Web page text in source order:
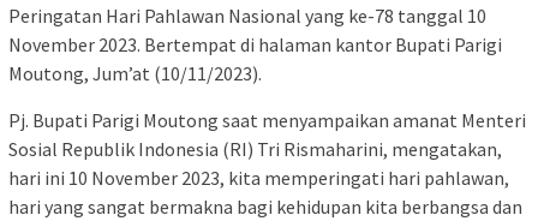
Peringatan Hari Pahlawan Nasional yang ke-78 tanggal 10
November 2023. Bertempat di halaman kantor Bupati Parigi
Moutong, Jum’at (10/11/2023).
Pj. Bupati Parigi Moutong saat menyampaikan amanat Menteri
Sosial Republik Indonesia (RI) Tri Rismaharini, mengatakan,
hari ini 10 November 2023, kita memperingati hari pahlawan,
hari yang sangat bermakna bagi kehidupan kita berbangsa dan